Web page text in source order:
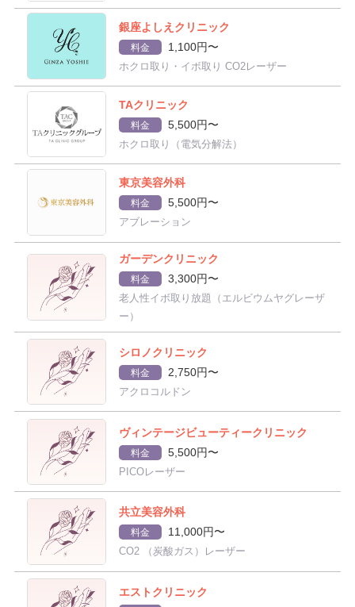
銀座よしえクリニック
料金 1,100円〜
ホクロ取り・イボ取り CO2レーザー
TAクリニック
料金 5,500円〜
ホクロ取り（電気分解法）
東京美容外科
料金 5,500円〜
アブレーション
ガーデンクリニック
料金 3,300円〜
老人性イボ取り放題（エルビウムヤグレーザ
ー）
シロノクリニック
料金 2,750円〜
アクロコルドン
ヴィンテージビューティークリニック
料金 5,500円〜
PICOレーザー
共立美容外科
料金 11,000円〜
CO2 （炭酸ガス）レーザー
エストクリニック